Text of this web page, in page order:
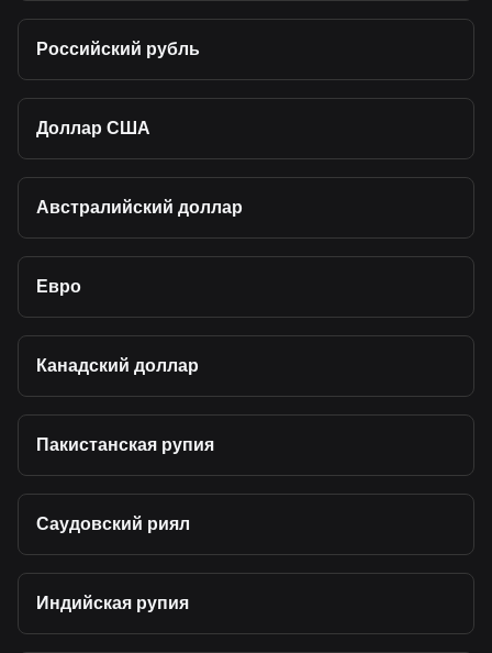
Российский рубль
Доллар США
Австралийский доллар
Евро
Канадский доллар
Пакистанская рупия
Саудовский риял
Индийская рупия